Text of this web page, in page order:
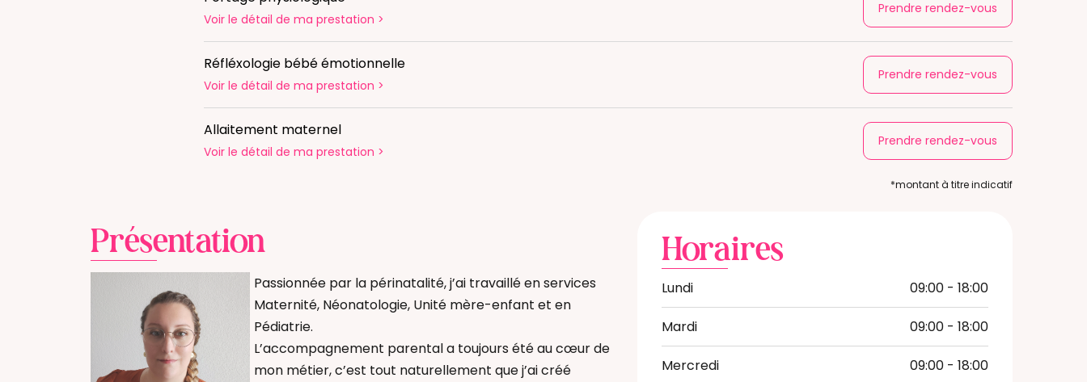
Voir le détail de ma prestation >
Prendre rendez-vous
Réfléxologie bébé émotionnelle
Voir le détail de ma prestation >
Prendre rendez-vous
Allaitement maternel
Voir le détail de ma prestation >
Prendre rendez-vous
*montant à titre indicatif
Présentation
Passionnée par la périnatalité, j’ai travaillé en services
Maternité, Néonatologie, Unité mère-enfant et en
Pédiatrie.
L’accompagnement parental a toujours été au cœur de
mon métier, c’est tout naturellement que j’ai créé
Horaires
Lundi 09:00 - 18:00
Mardi 09:00 - 18:00
Mercredi 09:00 - 18:00